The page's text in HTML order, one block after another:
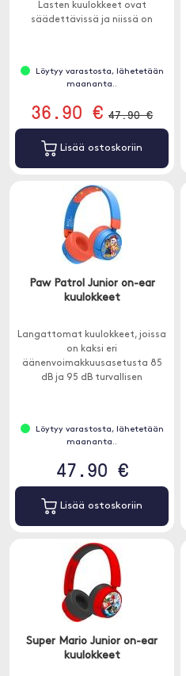
Lasten kuulokkeet ovat
säädettävissä ja niissä on
Löytyy varastosta, lähetetään
maananta..
36.90 € 47.90 €
Lisää ostoskoriin
Paw Patrol Junior on-ear
kuulokkeet
Langattomat kuulokkeet, joissa
on kaksi eri
äänenvoimakkuusasetusta 85
dB ja 95 dB turvallisen
vuotiaille lapsille.
Löytyy varastosta, lähetetään
maananta..
47.90 €
Lisää ostoskoriin
Super Mario Junior on-ear
kuulokkeet